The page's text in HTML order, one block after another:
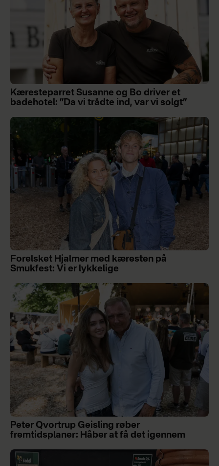
Kæresteparret Susanne og Bo driver et
badehotel: ”Da vi trådte ind, var vi solgt”
Forelsket Hjalmer med kæresten på
Smukfest: Vi er lykkelige
Peter Qvortrup Geisling røber
fremtidsplaner: Håber at få det igennem